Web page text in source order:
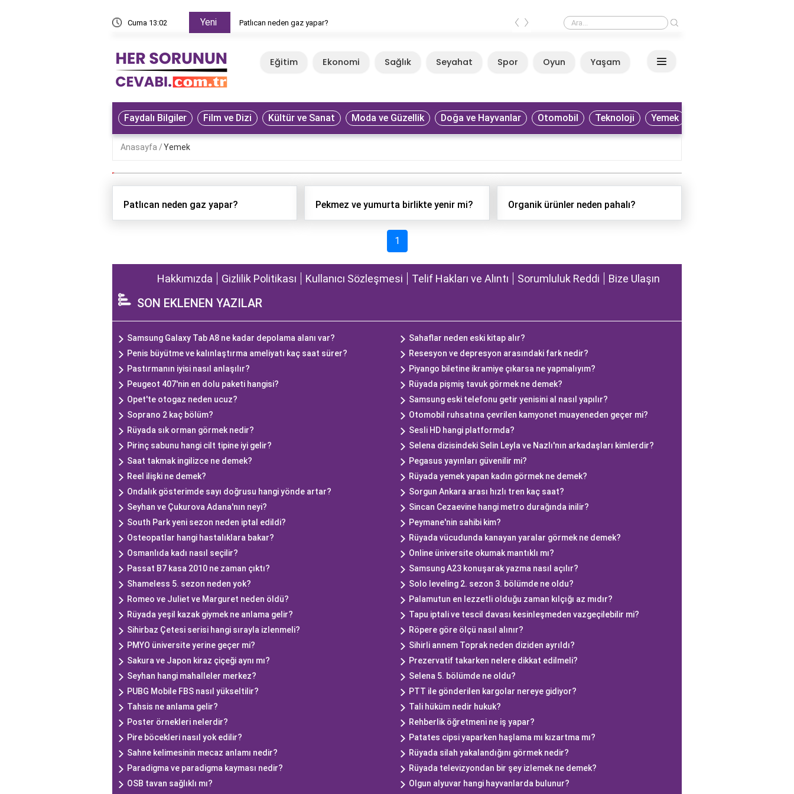
Cuma 13:02 Yeni Patlıcan neden gaz yapar? Patlıcan neden gaz yapar?
‹ ›
Eğitim Ekonomi Sağlık Seyahat Spor Oyun Yaşam
Faydalı Bilgiler Film ve Dizi Kültür ve Sanat Moda ve Güzellik Doğa ve Hayvanlar Otomobil Teknoloji Yemek
Anasayfa Yemek
Patlıcan neden gaz yapar? Pekmez ve yumurta birlikte yenir mi? Organik ürünler neden pahalı?
1
Hakkımızda Gizlilik Politikası Kullanıcı Sözleşmesi Telif Hakları ve Alıntı Sorumluluk Reddi Bize Ulaşın
SON EKLENEN YAZILAR
Samsung Galaxy Tab A8 ne kadar depolama alanı var?
Sahaflar neden eski kitap alır?
Penis büyütme ve kalınlaştırma ameliyatı kaç saat sürer?
Resesyon ve depresyon arasındaki fark nedir?
Pastırmanın iyisi nasıl anlaşılır?
Piyango biletine ikramiye çıkarsa ne yapmalıyım?
Peugeot 407'nin en dolu paketi hangisi?
Rüyada pişmiş tavuk görmek ne demek?
Opet'te otogaz neden ucuz?
Samsung eski telefonu getir yenisini al nasıl yapılır?
Soprano 2 kaç bölüm?
Otomobil ruhsatına çevrilen kamyonet muayeneden geçer mi?
Rüyada sık orman görmek nedir?
Sesli HD hangi platformda?
Pirinç sabunu hangi cilt tipine iyi gelir?
Selena dizisindeki Selin Leyla ve Nazlı'nın arkadaşları kimlerdir?
Saat takmak ingilizce ne demek?
Pegasus yayınları güvenilir mi?
Reel ilişki ne demek?
Rüyada yemek yapan kadın görmek ne demek?
Ondalık gösterimde sayı doğrusu hangi yönde artar?
Sorgun Ankara arası hızlı tren kaç saat?
Seyhan ve Çukurova Adana'nın neyi?
Sincan Cezaevine hangi metro durağında inilir?
South Park yeni sezon neden iptal edildi?
Peymane'nin sahibi kim?
Osteopatlar hangi hastalıklara bakar?
Rüyada vücudunda kanayan yaralar görmek ne demek?
Osmanlıda kadı nasıl seçilir?
Online üniversite okumak mantıklı mı?
Passat B7 kasa 2010 ne zaman çıktı?
Samsung A23 konuşarak yazma nasıl açılır?
Shameless 5. sezon neden yok?
Solo leveling 2. sezon 3. bölümde ne oldu?
Romeo ve Juliet ve Marguret neden öldü?
Palamutun en lezzetli olduğu zaman kılçığı az mıdır?
Rüyada yeşil kazak giymek ne anlama gelir?
Tapu iptali ve tescil davası kesinleşmeden vazgeçilebilir mi?
Sihirbaz Çetesi serisi hangi sırayla izlenmeli?
Röpere göre ölçü nasıl alınır?
PMYO üniversite yerine geçer mi?
Sihirli annem Toprak neden diziden ayrıldı?
Sakura ve Japon kiraz çiçeği aynı mı?
Prezervatif takarken nelere dikkat edilmeli?
Seyhan hangi mahalleler merkez?
Selena 5. bölümde ne oldu?
PUBG Mobile FBS nasıl yükseltilir?
PTT ile gönderilen kargolar nereye gidiyor?
Tahsis ne anlama gelir?
Tali hüküm nedir hukuk?
Poster örnekleri nelerdir?
Rehberlik öğretmeni ne iş yapar?
Pire böcekleri nasıl yok edilir?
Patates cipsi yaparken haşlama mı kızartma mı?
Sahne kelimesinin mecaz anlamı nedir?
Rüyada silah yakalandığını görmek nedir?
Paradigma ve paradigma kayması nedir?
Rüyada televizyondan bir şey izlemek ne demek?
OSB tavan sağlıklı mı?
Olgun alyuvar hangi hayvanlarda bulunur?